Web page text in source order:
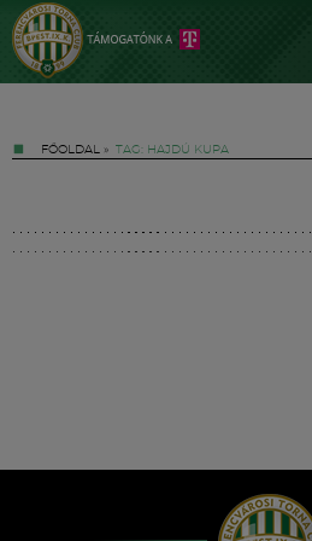
FŐOLDAL » TAG: HAJDÚ KUPA
Hírek